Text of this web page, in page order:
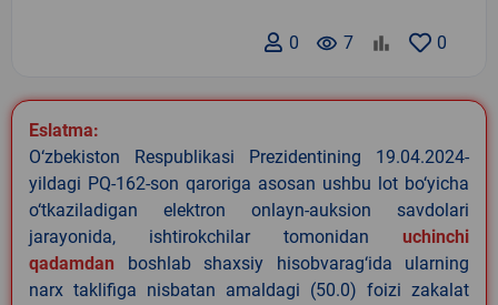
0
remove_red_eye 7
0
Eslatma:
O‘zbekiston Respublikasi Prezidentining 19.04.2024-
yildagi PQ-162-son qaroriga asosan ushbu lot bo‘yicha
o‘tkaziladigan elektron onlayn-auksion savdolari
jarayonida, ishtirokchilar tomonidan uchinchi
qadamdan boshlab shaxsiy hisobvarag‘ida ularning
narx taklifiga nisbatan amaldagi (50.0) foizi zakalat